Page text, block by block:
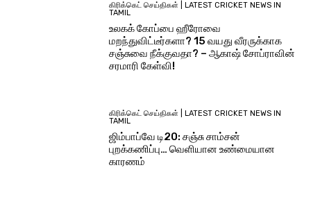
கிரிக்கெட் செய்திகள் | LATEST CRICKET NEWS IN
TAMIL
உலகக் கோப்பை ஹீரோவை
மறந்துவிட்டீர்களா? 15 வயது வீரருக்காக
சஞ்சுவை நீக்குவதா? – ஆகாஷ் சோப்ராவின்
சரமாரி கேள்வி!
கிரிக்கெட் செய்திகள் | LATEST CRICKET NEWS IN
TAMIL
ஜிம்பாப்வே டி20: சஞ்சு சாம்சன்
புறக்கணிப்பு… வெளியான உண்மையான
காரணம்